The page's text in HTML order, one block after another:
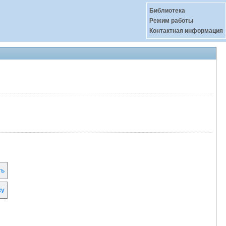
Библиотека
Режим работы
Контактная информация